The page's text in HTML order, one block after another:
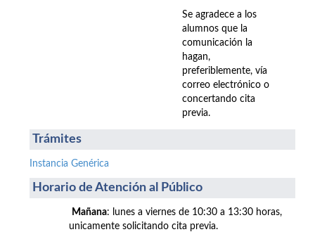
Se agradece a los
alumnos que la
comunicación la
hagan,
preferiblemente, vía
correo electrónico o
concertando cita
previa.
Trámites
Instancia Genérica
Horario de Atención al Público
Mañana: lunes a viernes de 10:30 a 13:30 horas,
unicamente solicitando cita previa.